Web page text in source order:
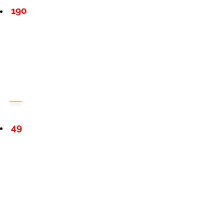
190
49